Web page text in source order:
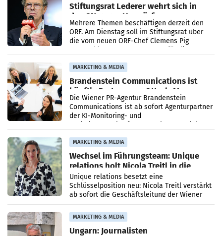
Stiftungsrat Lederer wehrt sich in
den SN gegen Vorwürfe
Mehrere Themen beschäftigen derzeit den
ORF. Am Dienstag soll im Stiftungsrat über
die vom neuen ORF-Chef Clemens Pig
vorgeschlagenen Besetzungen für die
MARKETING & MEDIA
Brandenstein Communications ist
künftig Partner von OtterlyAI
Die Wiener PR-Agentur Brandenstein
Communications ist ab sofort Agenturpartner
der KI-Monitoring- und
Optimierungsplattform OtterlyAI. Damit baut
MARKETING & MEDIA
Wechsel im Führungsteam: Unique
relations holt Nicola Treitl in die
Geschäftsleitung
Unique relations besetzt eine
Schlüsselposition neu: Nicola Treitl verstärkt
ab sofort die Geschäftsleitung der Wiener
PR-Agentur an der Seite von Josef Kalina und
Anna Kalina-Mahr.
MARKETING & MEDIA
Ungarn: Journalisten